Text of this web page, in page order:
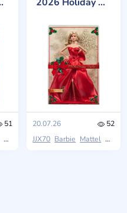
51
Holiday Barbie
20.07.26
52
JJX70 Barbie Mattel